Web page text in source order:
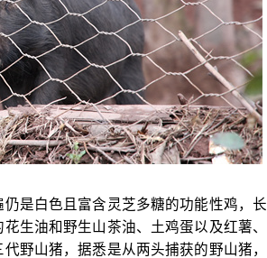
是白色且富含灵芝多糖的功能性鸡，长
生油和野生山茶油、土鸡蛋以及红薯、
野山猪，据悉是从两头捕获的野山猪，